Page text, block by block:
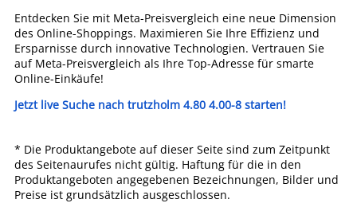
Entdecken Sie mit Meta-Preisvergleich eine neue Dimension
des Online-Shoppings. Maximieren Sie Ihre Effizienz und
Ersparnisse durch innovative Technologien. Vertrauen Sie
auf Meta-Preisvergleich als Ihre Top-Adresse für smarte
Online-Einkäufe!
Jetzt live Suche nach trutzholm 4.80 4.00-8 starten!
* Die Produktangebote auf dieser Seite sind zum Zeitpunkt
des Seitenaurufes nicht gültig. Haftung für die in den
Produktangeboten angegebenen Bezeichnungen, Bilder und
Preise ist grundsätzlich ausgeschlossen.